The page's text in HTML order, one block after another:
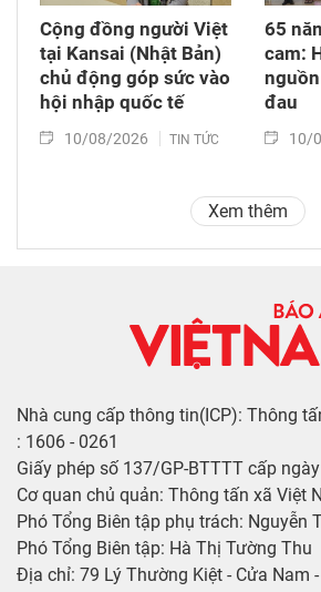
Cộng đồng người Việt
tại Kansai (Nhật Bản)
chủ động góp sức vào
hội nhập quốc tế
10/08/2026 TIN TỨC
65
cam:
đau
10/
Xem thêm
Nhà cung cấp thông tin(ICP): Thông
: 1606 - 0261
Giấy phép số 137/GP-BTTTT cấp
Cơ quan chủ quản: Thông tấn xã Việt
Phó Tổng Biên tập phụ trách: Nguyễn
Phó Tổng Biên tập: Hà Thị Tường Thu
Địa chỉ: 79 Lý Thường Kiệt - Cửa Nam